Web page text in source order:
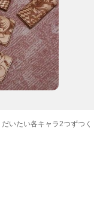
いたい各キャラ2つずつく